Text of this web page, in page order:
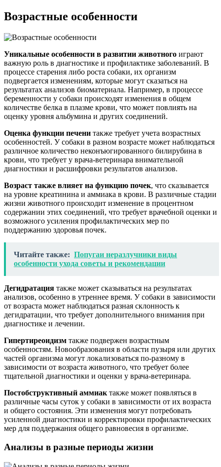
Возрастные особенности
Уникальные особенности в развитии животного играют
важную роль в диагностике и профилактике заболеваний. В
процессе старения либо роста собаки, их организм
подвергается изменениям, которые могут сказаться на
результатах анализов биоматериала. Например, в процессе
беременности у собаки происходят изменения в общем
количестве белка в плазме крови, что может повлиять на
оценку уровня альбумина и других соединений.
Оценка функции печени также требует учета возрастных
особенностей. У собаки в разном возрасте может наблюдаться
различное количество неконъюгированного билирубина в
крови, что требует у врача-ветеринара внимательной
диагностики и расшифровки результатов анализов.
Возраст также влияет на функцию почек, что сказывается
на уровне креатинина и аммиака в крови. В различные стадии
жизни животного происходит изменение в процентном
содержании этих соединений, что требует врачебной оценки и
возможного усиления профилактических мер по
поддержанию здоровья почек.
Читайте также: Попугаи неразлучники виды
особенности ухода советы и рекомендации
Дегидратация также может сказываться на результатах
анализов, особенно в утреннее время. У собаки в зависимости
от возраста может наблюдаться разная склонность к
дегидратации, что требует дополнительного внимания при
диагностике и лечении.
Гипертиреоидизм также подвержен возрастным
особенностям. Новообразования в области пузыря или других
частей организма могут локализоваться по-разному в
зависимости от возраста животного, что требует более
тщательной диагностики и оценки у врача-ветеринара.
Постобструктивный аммиак также может появляться в
различные часы суток у собаки в зависимости от их возраста
и общего состояния. Эти изменения могут потребовать
усиленной диагностики и корректировки профилактических
мер для поддержания общего равновесия в организме.
Анализы в разные периоды жизни